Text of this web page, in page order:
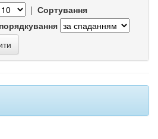
| Сортування